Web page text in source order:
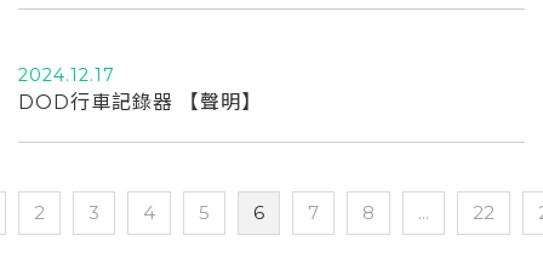
New Zealand
Norway
Romania
2024.12.17
DOD行車記錄器 【聲明】
2 3 4 5 6 7 8 ... 22